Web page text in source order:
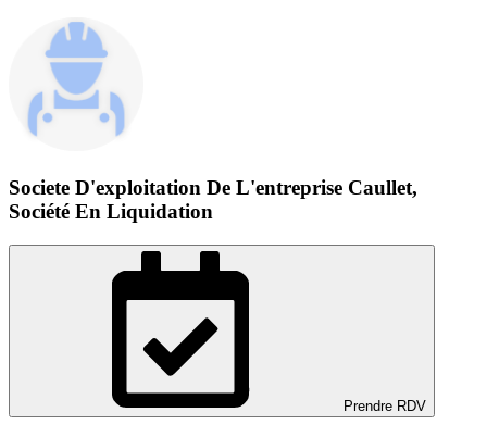
Societe D'exploitation De L'entreprise Caullet,
Société En Liquidation
Prendre RDV